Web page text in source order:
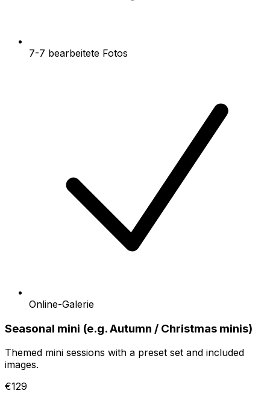
7-7 bearbeitete Fotos
Online-Galerie
Seasonal mini (e.g. Autumn / Christmas minis)
Themed mini sessions with a preset set and included
images.
€129